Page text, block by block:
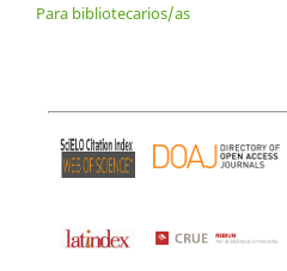
Para bibliotecarios/as